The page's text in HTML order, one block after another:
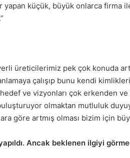
küçük, büyük onlarca firma
üreticilerimiz pek çok konuda
çalışıp bunu kendi
hedef ve vizyonları çok erkenden
olmaktan mutluluk
göre artmış olması bizim için
Ancak beklenen ilgiyi